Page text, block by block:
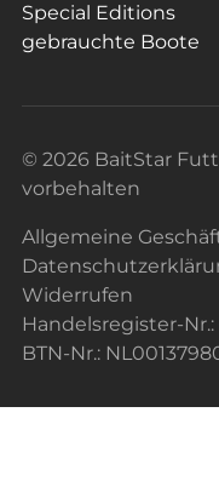
Special Editions
gebrauchte Boote
© 2026 BaitStar
vorbehalten
Allgemeine
Widerrufen
Handelsregister-Nr.:
BTN-Nr.: